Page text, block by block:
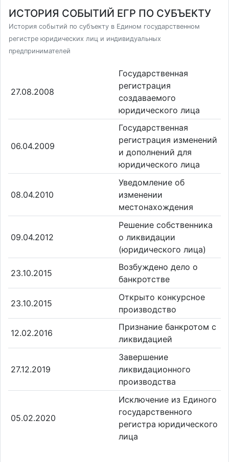
ИСТОРИЯ СОБЫТИЙ ЕГР ПО СУБЪЕКТУ
История событий по субъекту в Едином государственном
регистре юридических лиц и индивидуальных
предпринимателей
27.08.2008
Государственная
регистрация
создаваемого
юридического лица
06.04.2009
Государственная
регистрация изменений
и дополнений для
юридического лица
08.04.2010
Уведомление об
изменении
местонахождения
09.04.2012
Решение собственника
о ликвидации
(юридического лица)
23.10.2015
Возбуждено дело о
банкротстве
23.10.2015
Открыто конкурсное
производство
12.02.2016
Признание банкротом с
ликвидацией
27.12.2019
Завершение
ликвидационного
производства
05.02.2020
Исключение из Единого
государственного
регистра юридического
лица